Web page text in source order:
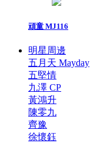
頑童 MJ116
明星周邊
五月天 Mayday
五堅情
九澤 CP
黃鴻升
陳零九
齊豫
徐懷鈺